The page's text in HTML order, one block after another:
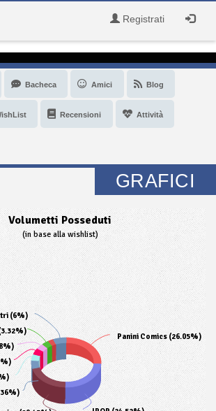
Registrati
Bacheca Amici Blog
Recensioni Attività
GRAFICI
Volumetti Posseduti
(in base alla wishlist)
Panini Comics (26.05%)
(6%)